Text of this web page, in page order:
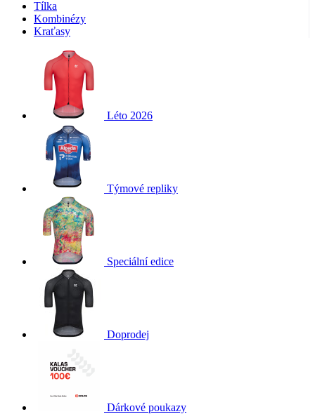
Tílka
Kombinézy
Kraťasy
Léto 2026
Týmové repliky
Speciální edice
Doprodej
Dárkové poukazy